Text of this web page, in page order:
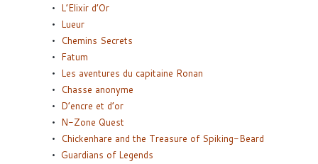
L’Elixir d’Or
Lueur
Chemins Secrets
Fatum
Les aventures du capitaine Ronan
Chasse anonyme
D’encre et d’or
N-Zone Quest
Chickenhare and the Treasure of Spiking-Beard
Guardians of Legends